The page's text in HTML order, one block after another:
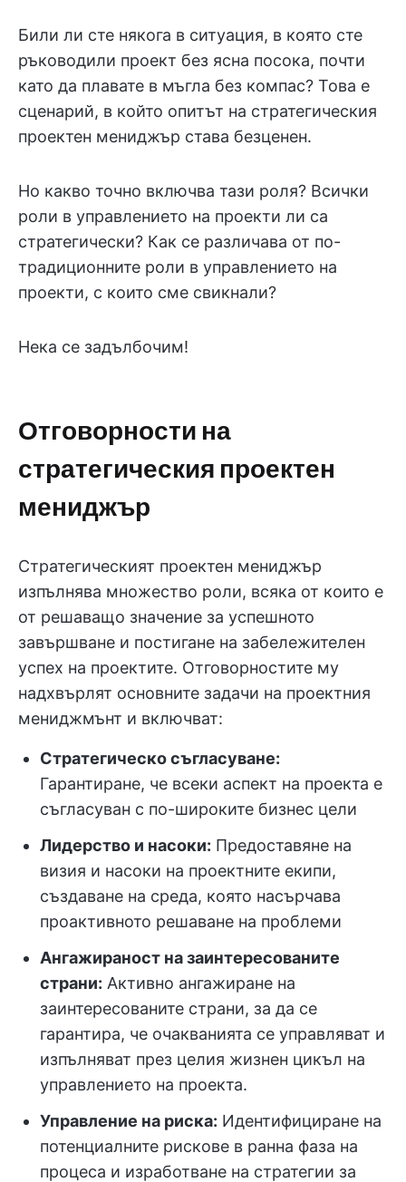
Били ли сте някога в ситуация, в която сте
ръководили проект без ясна посока, почти
като да плавате в мъгла без компас? Това е
сценарий, в който опитът на стратегическия
проектен мениджър става безценен.
Но какво точно включва тази роля? Всички
роли в управлението на проекти ли са
стратегически? Как се различава от по-
традиционните роли в управлението на
проекти, с които сме свикнали?
Нека се задълбочим!
Отговорности на
стратегическия проектен
мениджър
Стратегическият проектен мениджър
изпълнява множество роли, всяка от които е
от решаващо значение за успешното
завършване и постигане на забележителен
успех на проектите. Отговорностите му
надхвърлят основните задачи на проектния
мениджмънт и включват:
Стратегическо съгласуване:
Гарантиране, че всеки аспект на проекта е
съгласуван с по-широките бизнес цели
Лидерство и насоки: Предоставяне на
визия и насоки на проектните екипи,
създаване на среда, която насърчава
проактивното решаване на проблеми
Ангажираност на заинтересованите
страни: Активно ангажиране на
заинтересованите страни, за да се
гарантира, че очакванията се управляват и
изпълняват през целия жизнен цикъл на
управлението на проекта.
Управление на риска: Идентифициране на
потенциалните рискове в ранна фаза на
процеса и изработване на стратегии за